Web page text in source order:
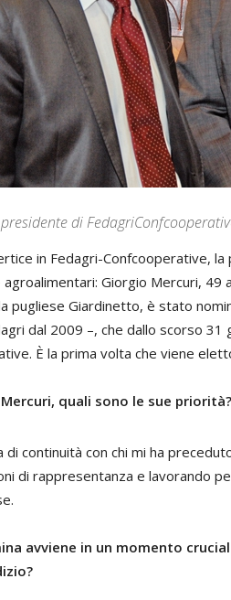
di
in Fedagri-Confcooperative,
Giorgio Mercuri, 49
pugliese Giardinetto, è stato
dal 2009 –, che dallo scorso
È la prima volta che viene
quali sono le sue priorità?
di continuità con chi mi ha
di rappresentanza e lavorando
avviene in un momento